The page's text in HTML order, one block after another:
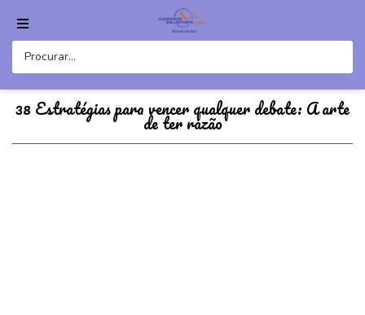
38 Estratégias para vencer qualquer debate: A arte
de ter razão